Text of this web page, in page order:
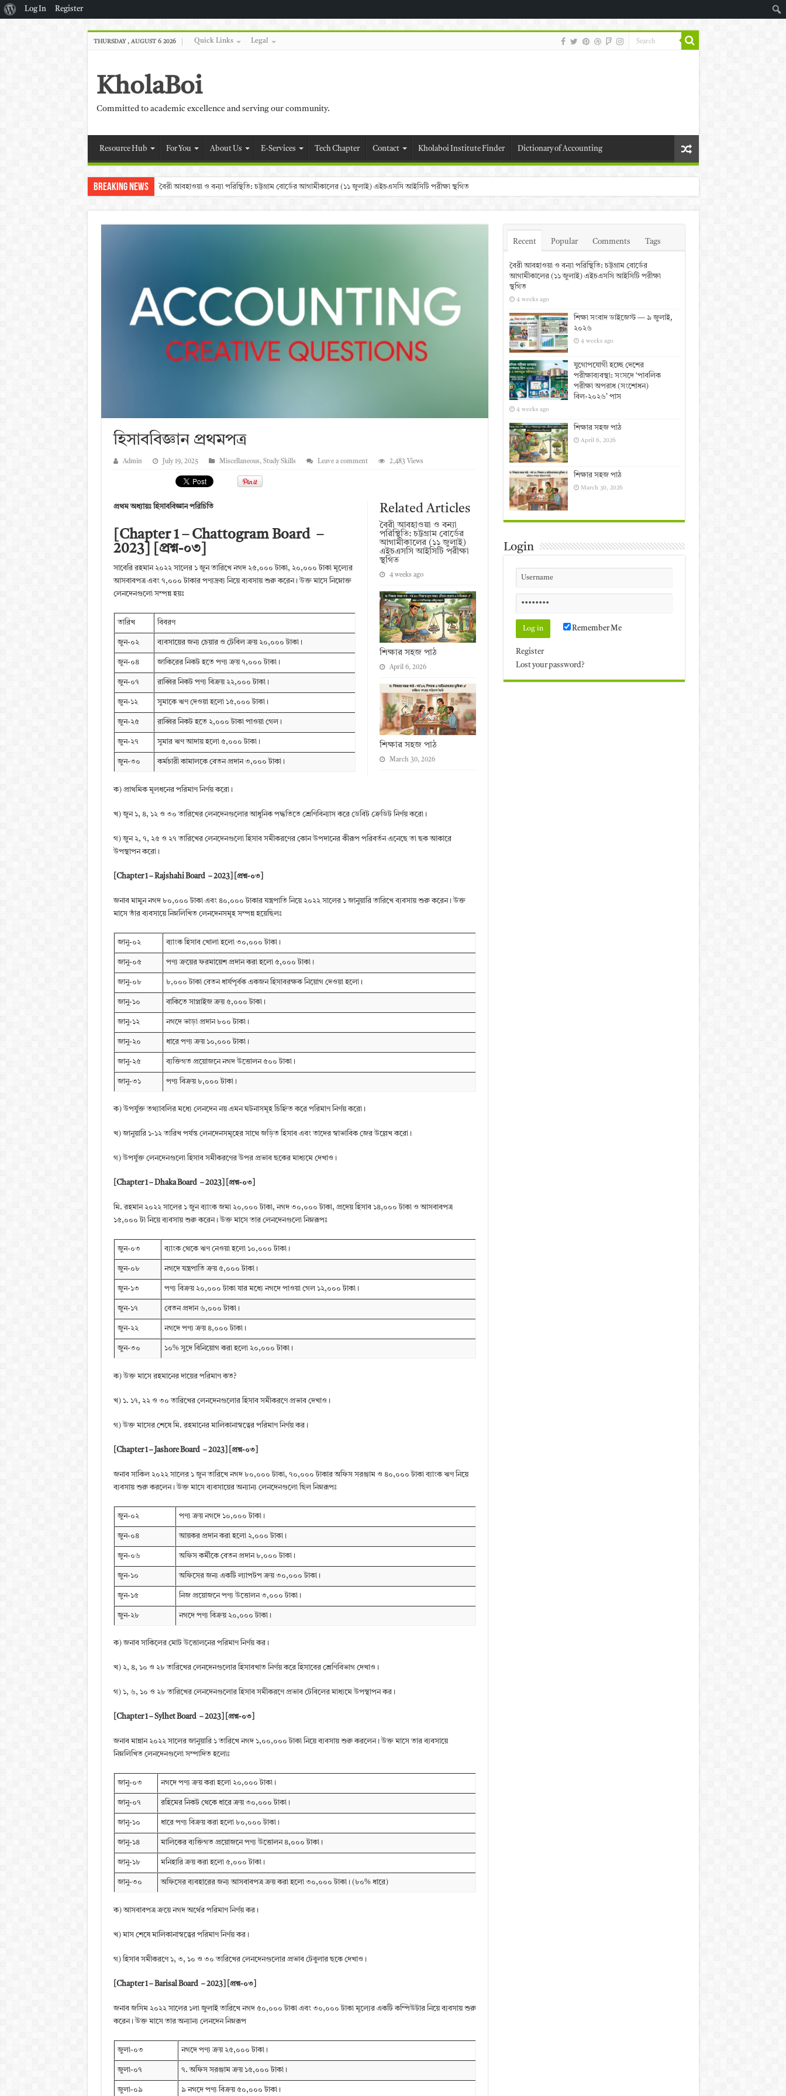
THURSDAY , AUGUST 6 2026 Quick Links Legal
KholaBoi
Committed to academic excellence and serving our community.
Resource Hub For You About Us E-Services Tech Chapter Contact Kholaboi Institute Finder Dictionary of Accounting
Breaking News বৈরী আবহাওয়া ও বন্যা পরিস্থিতি: চট্টগ্রাম বোর্ডের আগামীকালের (১১ জুলাই) এইচএসসি আইসিটি পরীক্ষা স্থগিত
হিসাববিজ্ঞান প্রথমপত্র
Admin July 19, 2025 Miscellaneous, Study Skills Leave a comment 2,483 Views
Related Articles
বৈরী আবহাওয়া ও বন্যা
পরিস্থিতি: চট্টগ্রাম বোর্ডের
আগামীকালের (১১ জুলাই)
এইচএসসি আইসিটি পরীক্ষা
স্থগিত
4 weeks ago
শিক্ষার সহজ পাঠ
April 6, 2026
শিক্ষার সহজ পাঠ
March 30, 2026
প্রথম অধ্যায়ঃ হিসাববিজ্ঞান পরিচিতি
[Chapter 1 – Chattogram Board –
2023] [প্রশ্ন-০৩]
সাবেরি রহমান ২০২২ সালের ১ জুন তারিখে নগদ ২৫,০০০ টাকা, ২০,০০০ টাকা মূল্যের
আসবাবপত্র এবং ৭,০০০ টাকার পণ্যদ্রব্য নিয়ে ব্যবসায় শুরু করেন। উক্ত মাসে নিম্নোক্ত
লেনদেনগুলো সম্পন্ন হয়ঃ
তারিখ বিবরণ
জুন-০২ ব্যবসায়ের জন্য চেয়ার ও টেবিল ক্রয় ২০,০০০ টাকা।
জুন-০৪ জাকিরের নিকট হতে পণ্য ক্রয় ৭,০০০ টাকা।
জুন-০৭ রাব্বির নিকট পণ্য বিক্রয় ২২,০০০ টাকা।
জুন-১২ সুমাকে ঋণ দেওয়া হলো ১৫,০০০ টাকা।
জুন-২৫ রাব্বির নিকট হতে ২,০০০ টাকা পাওয়া গেল।
জুন-২৭ সুমার ঋণ আদায় হলো ৫,০০০ টাকা।
জুন-৩০ কর্মচারী কামালকে বেতন প্রদান ৩,০০০ টাকা।
ক) প্রাথমিক মূলধনের পরিমাণ নির্ণয় করো।
খ) জুন ১, ৪, ১২ ও ৩০ তারিখের লেনদেনগুলোর আধুনিক পদ্ধতিতে শ্রেণিবিন্যাস করে ডেবিট ক্রেডিট নির্ণয় করো।
গ) জুন ২, ৭, ২৫ ও ২৭ তারিখের লেনদেনগুলো হিসাব সমীকরণের কোন উপদানের কীরূপ পরিবর্তন এনেছে তা ছক আকারে
উপস্থাপন করো।
[Chapter 1 – Rajshahi Board – 2023] [প্রশ্ন-০৩]
জনাব মামুন নগদ ৮০,০০০ টাকা এবং ৪০,০০০ টাকার যন্ত্রপাতি নিয়ে ২০২২ সালের ১ জানুয়ারি তারিখে ব্যবসায় শুরু করেন। উক্ত
মাসে তাঁর ব্যবসায়ে নিম্নলিখিত লেনদেনসমূহ সম্পন্ন হয়েছিলঃ
জানু-০২ ব্যাংক হিসাব খোলা হলো ৩০,০০০ টাকা।
জানু-০৫ পণ্য ক্রয়ের ফরমায়েশ প্রদান করা হলো ৫,০০০ টাকা।
জানু-০৮ ৮,০০০ টাকা বেতন ধার্যপূর্বক একজন হিসাবরক্ষক নিয়োগ দেওয়া হলো।
জানু-১০ বাকিতে সাপ্লাইজ ক্রয় ৫,০০০ টাকা।
জানু-১২ নগদে ভাড়া প্রদান ৮০০ টাকা।
জানু-২০ ধারে পণ্য ক্রয় ১০,০০০ টাকা।
জানু-২৫ ব্যক্তিগত প্রয়োজনে নগদ উত্তোলন ৫০০ টাকা।
জানু-৩১ পণ্য বিক্রয় ৮,০০০ টাকা।
ক) উপর্যুক্ত তথ্যাবলির মধ্যে লেনদেন নয় এমন ঘটনাসমূহ চিহ্নিত করে পরিমাণ নির্ণয় করো।
খ) জানুয়ারি ১-১২ তারিখ পর্যন্ত লেনদেনসমূহের সাথে জড়িত হিসাব এবং তাদের স্বাভাবিক জের উল্লেখ করো।
গ) উপর্যুক্ত লেনদেনগুলো হিসাব সমীকরণের উপর প্রভাব ছকের মাধ্যমে দেখাও।
[Chapter 1 – Dhaka Board – 2023] [প্রশ্ন-০৩]
মি. রহমান ২০২২ সালের ১ জুন ব্যাংক জমা ২০,০০০ টাকা, নগদ ৩০,০০০ টাকা, প্রদেয় হিসাব ১৪,০০০ টাকা ও আসবাবপত্র
১৫,০০০ টা নিয়ে ব্যবসায় শুরু করেন। উক্ত মাসে তার লেনদেনগুলো নিম্নরূপঃ
জুন-০৩ ব্যাংক থেকে ঋণ নেওয়া হলো ১০,০০০ টাকা।
জুন-০৮ নগদে যন্ত্রপাতি ক্রয় ৫,০০০ টাকা।
জুন-১৩ পণ্য বিক্রয় ২০,০০০ টাকা যার মধ্যে নগদে পাওয়া গেল ১২,০০০ টাকা।
জুন-১৭ বেতন প্রদান ৬,০০০ টাকা।
জুন-২২ নগদে পণ্য ক্রয় ৪,০০০ টাকা।
জুন-৩০ ১০% সুদে বিনিয়োগ করা হলো ২০,০০০ টাকা।
ক) উক্ত মাসে রহমানের দায়ের পরিমাণ কত?
খ) ১. ১৭, ২২ ও ৩০ তারিখের লেনদেনগুলোর হিসাব সমীকরণে প্রভাব দেখাও।
গ) উক্ত মাসের শেষে মি. রহমানের মালিকানাস্বত্বের পরিমাণ নির্ণয় কর।
[Chapter 1 – Jashore Board – 2023] [প্রশ্ন-০৩]
জনাব সাকিল ২০২২ সালের ১ জুন তারিখে নগদ ৮০,০০০ টাকা, ৭০,০০০ টাকার অফিস সরঞ্জাম ও ৪০,০০০ টাকা ব্যাংক ঋণ নিয়ে
ব্যবসায় শুরু করলেন। উক্ত মাসে ব্যবসায়ের অন্যান্য লেনদেনগুলো ছিল নিম্নরূপঃ
জুন-০২ পণ্য ক্রয় নগদে ১০,০০০ টাকা।
জুন-০৪ আয়কর প্রদান করা হলো ২,০০০ টাকা।
জুন-০৬ অফিস কর্মীকে বেতন প্রদান ৮,০০০ টাকা।
জুন-১০ অফিসের জন্য একটি ল্যাপটপ ক্রয় ৩০,০০০ টাকা।
জুন-১৫ নিজ প্রয়োজনে পণ্য উত্তোলন ৩,০০০ টাকা।
জুন-২৮ নগদে পণ্য বিক্রয় ২০,০০০ টাকা।
ক) জনাব সাকিলের মোট উত্তোলনের পরিমাণ নির্ণয় কর।
খ) ২, ৪, ১০ ও ২৮ তারিখের লেনদেনগুলোর হিসাবখাত নির্ণয় করে হিসাবের শ্রেণিবিভাগ দেখাও।
গ) ১, ৬, ১০ ও ২৮ তারিখের লেনদেনগুলোর হিসাব সমীকরণে প্রভাব টেবিলের মাধ্যমে উপস্থাপন কর।
[Chapter 1 – Sylhet Board – 2023] [প্রশ্ন-০৩]
জনাব মান্নান ২০২২ সালের জানুয়ারি ১ তারিখে নগদ ১,০০,০০০ টাকা নিয়ে ব্যবসায় শুরু করলেন। উক্ত মাসে তার ব্যবসায়ে
নিম্নলিখিত লেনদেনগুলো সম্পাদিত হলোঃ
জানু-০৩ নগদে পণ্য ক্রয় করা হলো ২০,০০০ টাকা।
জানু-০৭ রহিমের নিকট থেকে ধারে ক্রয় ৩০,০০০ টাকা।
জানু-১০ ধারে পণ্য বিক্রয় করা হলো ৮০,০০০ টাকা।
জানু-১৪ মালিকের ব্যক্তিগত প্রয়োজনে পণ্য উত্তোলন ৪,০০০ টাকা।
জানু-১৮ মনিহারি ক্রয় করা হলো ৫,০০০ টাকা।
জানু-৩০ অফিসের ব্যবহারের জন্য আসবাবপত্র ক্রয় করা হলো ৩০,০০০ টাকা। (৮০% ধারে)
ক) আসবাবপত্র ক্রয়ে নগদ অর্থের পরিমাণ নির্ণয় কর।
খ) মাস শেষে মালিকানাস্বত্বের পরিমাণ নির্ণয় কর।
গ) হিসাব সমীকরণে ১, ৩, ১০ ও ৩০ তারিখের লেনদেনগুলোর প্রভাব টেবুলার ছকে দেখাও।
[Chapter 1 – Barisal Board – 2023] [প্রশ্ন-০৩]
জনাব জসিম ২০২২ সালের ১লা জুলাই তারিখে নগদ ৫০,০০০ টাকা এবং ৩০,০০০ টাকা মূল্যের একটি কম্পিউটার নিয়ে ব্যবসায় শুরু
করেন। উক্ত মাসে তার অন্যান্য লেনদেন নিম্নরূপ
জুলা-০৩ নগদে পণ্য ক্রয় ২৫,০০০ টাকা।
জুলা-০৭ ৭. অফিস সরঞ্জাম ক্রয় ১৫,০০০ টাকা।
জুলা-০৯ ৯ নগদে পণ্য বিক্রয় ৫০,০০০ টাকা।
Recent Popular Comments Tags
বৈরী আবহাওয়া ও বন্যা পরিস্থিতি: চট্টগ্রাম বোর্ডের
আগামীকালের (১১ জুলাই) এইচএসসি আইসিটি পরীক্ষা
স্থগিত
4 weeks ago
শিক্ষা সংবাদ ডাইজেস্ট — ৯ জুলাই,
২০২৬
4 weeks ago
যুগোপযোগী হচ্ছে দেশের
পরীক্ষাব্যবস্থা: সংসদে ‘পাবলিক
পরীক্ষা অপরাধ (সংশোধন)
বিল-২০২৬’ পাস
4 weeks ago
শিক্ষার সহজ পাঠ
April 6, 2026
শিক্ষার সহজ পাঠ
March 30, 2026
Login
Remember Me
Register
Lost your password?
About
Log In Register